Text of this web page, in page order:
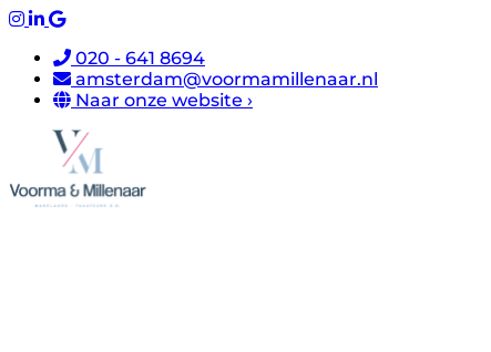
020 - 641 8694
amsterdam@voormamillenaar.nl
Naar onze website ›